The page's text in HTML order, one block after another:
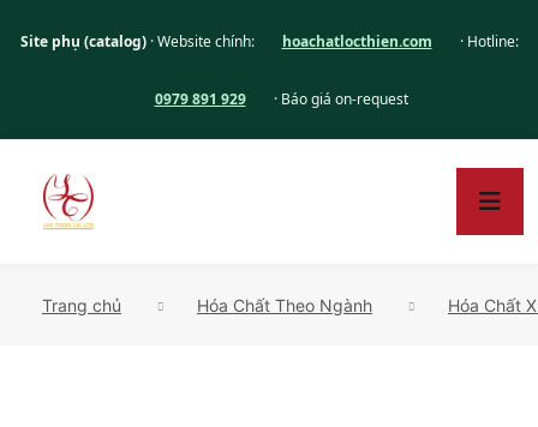
Site phụ (catalog)· Website chính: hoachatlocthien.com · Hotline:
0979 891 929 · Báo giá on-request
Trang chủ Hóa Chất Theo Ngành Hóa Chất